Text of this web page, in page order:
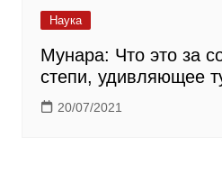
Наука
Мунара: Что это за
степи, удивляющее
20/07/2021